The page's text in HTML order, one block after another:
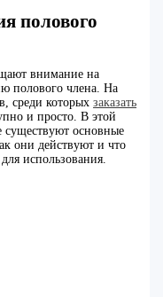
полового
внимание на
полового члена. На
среди которыхзаказать
и просто. В этой
существуют основные
они действуют и что
использования.